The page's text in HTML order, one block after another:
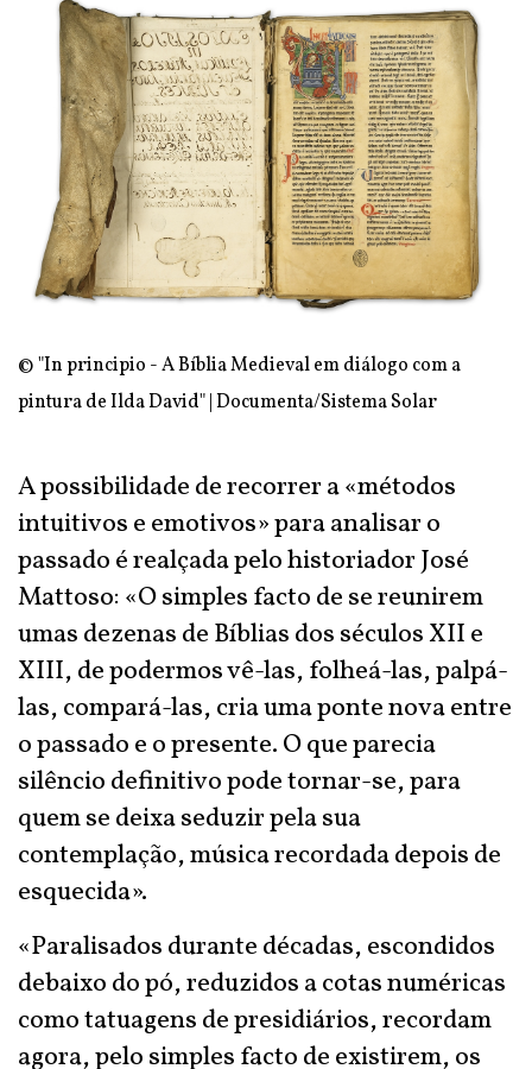
© "In principio - A Bíblia Medieval em diálogo com a
pintura de Ilda David" | Documenta/Sistema Solar
A possibilidade de recorrer a «métodos
intuitivos e emotivos» para analisar o
passado é realçada pelo historiador José
Mattoso: «O simples facto de se reunirem
umas dezenas de Bíblias dos séculos XII e
XIII, de podermos vê-las, folheá-las, palpá-
las, compará-las, cria uma ponte nova entre
o passado e o presente. O que parecia
silêncio definitivo pode tornar-se, para
quem se deixa seduzir pela sua
contemplação, música recordada depois de
esquecida».
«Paralisados durante décadas, escondidos
debaixo do pó, reduzidos a cotas numéricas
como tatuagens de presidiários, recordam
agora, pelo simples facto de existirem, os